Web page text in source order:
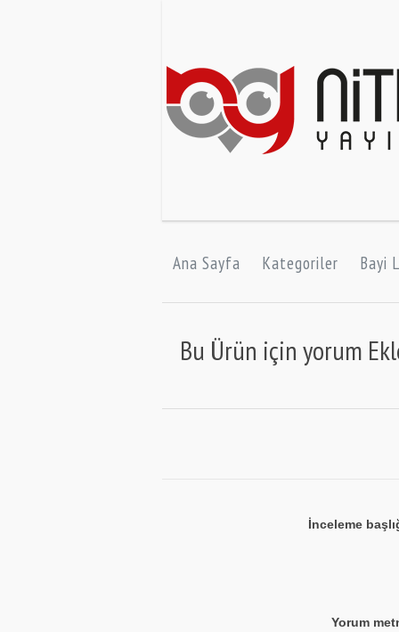
Ana Sayfa Kategoriler Bayi
Bu Ürün için yorum
İnceleme
Yorum